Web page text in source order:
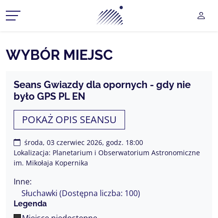
Planetarium Śląski Park
MENU ROZWIJANE
MENU ROZWIJANE
MENU ROZWIJANE
MENU ROZWIJANE
WYBÓR MIEJSC
Seans Gwiazdy dla opornych - gdy nie
było GPS PL EN
POKAŻ OPIS SEANSU
środa, 03 czerwiec 2026, godz. 18:00
Lokalizacja: Planetarium i Obserwatorium Astronomiczne
im. Mikołaja Kopernika
Inne:
Słuchawki (Dostępna liczba: 100)
Legenda